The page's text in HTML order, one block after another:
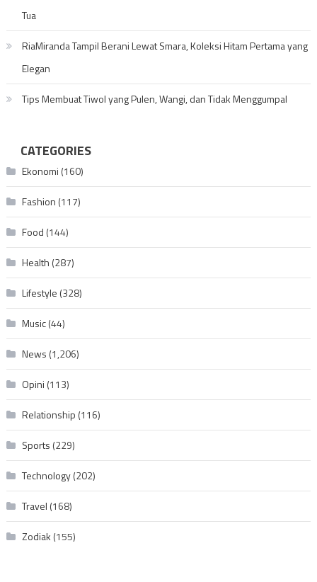
Tua
RiaMiranda Tampil Berani Lewat Smara, Koleksi Hitam Pertama yang
Elegan
Tips Membuat Tiwol yang Pulen, Wangi, dan Tidak Menggumpal
CATEGORIES
Ekonomi (160)
Fashion (117)
Food (144)
Health (287)
Lifestyle (328)
Music(44)
News (1,206)
Opini (113)
Relationship (116)
Sports (229)
Technology(202)
Travel (168)
Zodiak (155)